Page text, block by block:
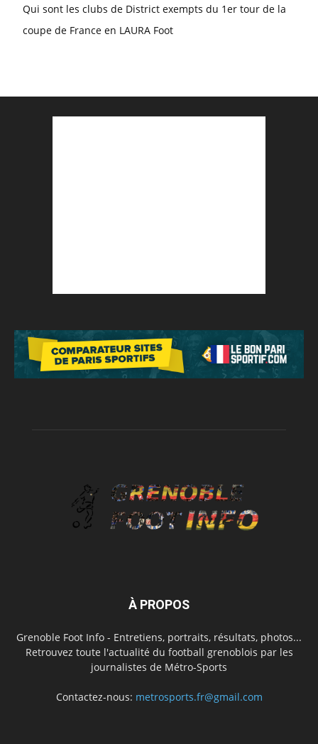
Qui sont les clubs de District exempts du 1er tour de la
coupe de France en LAURA Foot
À PROPOS
Grenoble Foot Info - Entretiens, portraits, résultats, photos...
Retrouvez toute l'actualité du football grenoblois par les
journalistes de Métro-Sports
Contactez-nous: metrosports.fr@gmail.com